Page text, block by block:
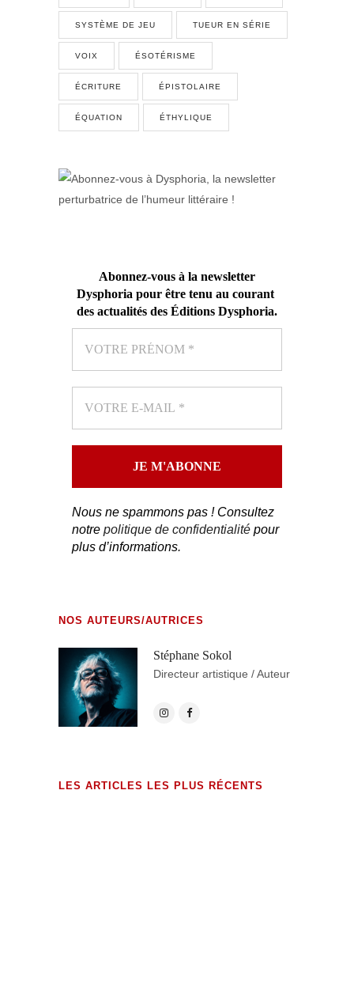
SYSTÈME DE JEU TUEUR EN SÉRIE
VOIX ÉSOTÉRISME
ÉCRITURE ÉPISTOLAIRE
ÉQUATION ÉTHYLIQUE
Abonnez-vous à la newsletter
Dysphoria pour être tenu au courant
des actualités des Éditions Dysphoria.
Nous ne spammons pas ! Consultez
notre politique de confidentialité pour
plus d’informations.
NOS AUTEURS/AUTRICES
Stéphane Sokol
Directeur artistique / Auteur
LES ARTICLES LES PLUS RÉCENTS